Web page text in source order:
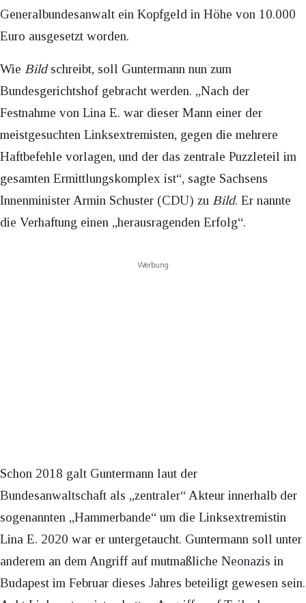
Generalbundesanwalt ein Kopfgeld in Höhe von 10.000
Euro ausgesetzt worden.
Wie Bildschreibt, soll Guntermann nun zum
Bundesgerichtshof gebracht werden. „Nach der
Festnahme von Lina E. war dieser Mann einer der
meistgesuchten Linksextremisten, gegen die mehrere
Haftbefehle vorlagen, und der das zentrale Puzzleteil im
gesamten Ermittlungskomplex ist“, sagte Sachsens
Innenminister Armin Schuster (CDU) zu Bild. Er nannte
die Verhaftung einen „herausragenden Erfolg“.
Werbung
Schon 2018 galt Guntermann laut der
Bundesanwaltschaft als „zentraler“ Akteur innerhalb der
sogenannten „Hammerbande“ um die Linksextremistin
Lina E. 2020 war er untergetaucht. Guntermann soll unter
anderem an dem Angriff auf mutmaßliche Neonazis in
Budapest im Februar dieses Jahres beteiligt gewesen sein.